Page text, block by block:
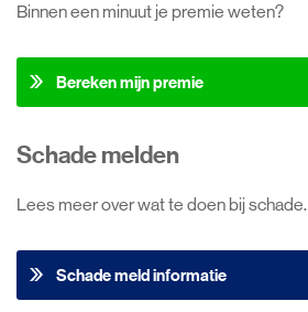
Binnen een minuut je premie weten?
Bereken mijn premie
Schade melden
Lees meer over wat te doen bij schade.
Schade meld informatie